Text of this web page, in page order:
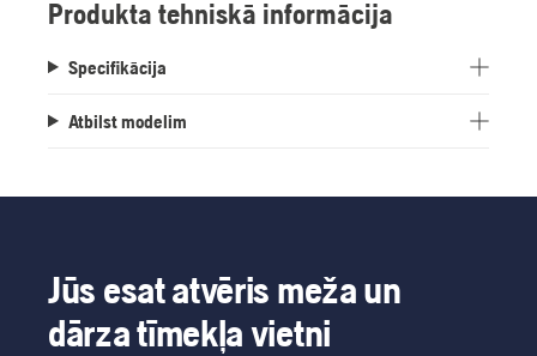
Produkta tehniskā informācija
Specifikācija
Atbilst modelim
Jūs esat atvēris meža un
dārza tīmekļa vietni